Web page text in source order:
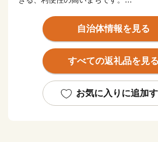
然豊かな景色に加え、小早川隆景が築城
寺社仏閣などの多くの歴史的景観が残る
どのイベントも多く、四季折々に開催さ
毎年大いに盛り上がりを見せます。
や果物、瀬戸内で捕れる海の幸、ブラン
鶏」や、江戸時代から続く酒蔵で醸造さ
自治体情報を見る
すべての返礼品を見る
お気に入りに追加